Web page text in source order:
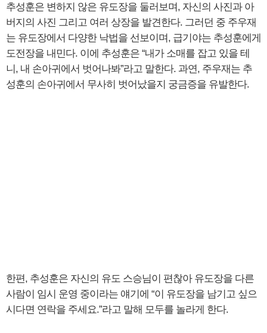
추성훈은 변하지 않은 유도장을 둘러보며, 자신의 사진과 아
버지의 사진 그리고 여러 상장을 발견한다. 그러던 중 주우재
는 유도장에서 다양한 낙법을 선보이며, 급기야는 추성훈에게
도전장을 내민다. 이에 추성훈은 “내가 소매를 잡고 있을 테
니, 내 손아귀에서 벗어나봐”라고 말한다. 과연, 주우재는 추
성훈의 손아귀에서 무사히 벗어났을지 궁금증을 유발한다.
한편, 추성훈은 자신의 유도 스승님이 편찮아 유도장을 다른
사람이 임시 운영 중이라는 얘기에 “이 유도장을 남기고 싶으
시다면 연락을 주세요.”라고 말해 모두를 놀라게 한다.